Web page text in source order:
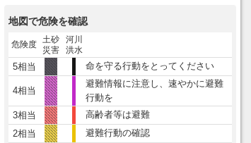
地図で危険を確認
危険度 土砂
災害
河川
洪水
5相当 命を守る行動をとってください
4相当
避難情報に注意し、速やかに避難
行動を
3相当
高齢者等は避難
2相当
避難行動の確認